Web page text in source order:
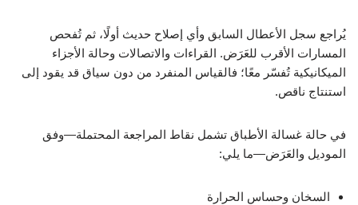
يُراجع سجل الأعطال السابق وأي إصلاح حديث أولًا، ثم تُفحص
المسارات الأقرب للعَرَض. القراءات والاتصالات وحالة الأجزاء
الميكانيكية تُفسّر معًا؛ فالقياس المنفرد من دون سياق قد يقود إلى
استنتاج ناقص.
في حالة غسالة الأطباق تشمل نقاط المراجعة المحتملة—وفق
الموديل والعَرَض—ما يلي:
السخان وحساس الحرارة